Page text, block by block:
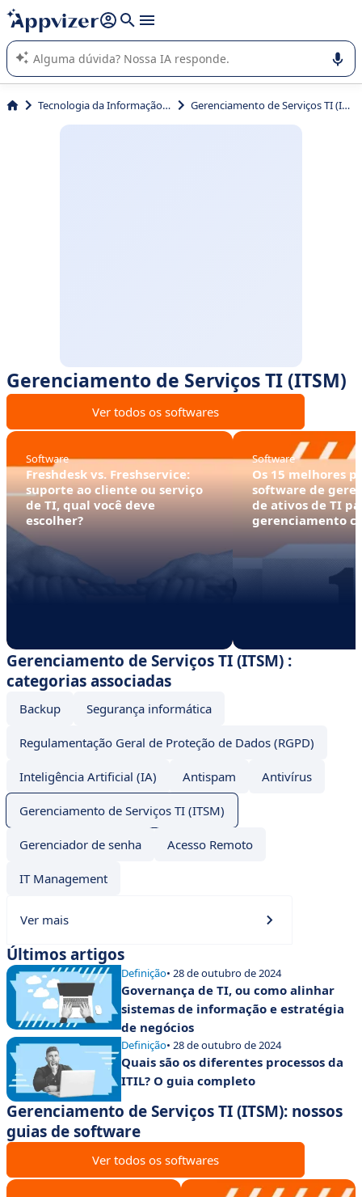
de nossa IA (várias linhas com
A IA do Appvizer o orienta no uso ou na seleção de software
SaaS para sua empresa.
Tecnologia da Informação (TI) Gerenciamento de Serviços TI (ITSM)
Gerenciamento de Serviços TI (ITSM)
Ver todos os softwares
Software
Freshdesk vs. Freshservice:
suporte ao cliente ou serviço
de TI, qual você deve
escolher?
Software
Os 15 melhores
software de
de ativos de TI
gerenciamento
Gerenciamento de Serviços TI (ITSM) :
categorias associadas
Backup Segurança informática
Regulamentação Geral de Proteção de Dados (RGPD)
Inteligência Artificial (IA) Antispam Antivírus
Gerenciamento de Serviços TI (ITSM)
Gerenciador de senha Acesso Remoto
IT Management
Ver mais
Últimos artigos
Definição• 28 de outubro de 2024
Governança de TI, ou como alinhar
sistemas de informação e estratégia
de negócios
Definição• 28 de outubro de 2024
Quais são os diferentes processos da
ITIL? O guia completo
Gerenciamento de Serviços TI (ITSM): nossos
guias de software
Ver todos os softwares